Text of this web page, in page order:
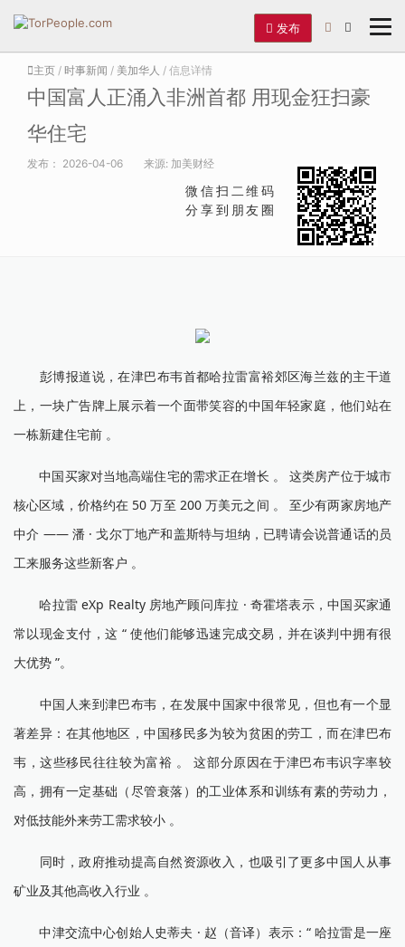
发布
主页 / 时事新闻 / 美加华人 / 信息详情
中国富人正涌入非洲首都 用现金狂扫豪
华住宅
发布： 2026-04-06 来源: 加美财经
微信扫二维码
分享到朋友圈
彭博报道说，在津巴布韦首都哈拉雷富裕郊区海兰兹的主干道
上，一块广告牌上展示着一个面带笑容的中国年轻家庭，他们站在
一栋新建住宅前 。
中国买家对当地高端住宅的需求正在增长 。 这类房产位于城市
核心区域，价格约在 50 万至 200 万美元之间 。 至少有两家房地产
中介 —— 潘 · 戈尔丁地产和盖斯特与坦纳，已聘请会说普通话的员
工来服务这些新客户 。
哈拉雷 eXp Realty 房地产顾问库拉 · 奇霍塔表示，中国买家通
常以现金支付，这 “ 使他们能够迅速完成交易，并在谈判中拥有很
大优势 ”。
中国人来到津巴布韦，在发展中国家中很常见，但也有一个显
著差异：在其他地区，中国移民多为较为贫困的劳工，而在津巴布
韦，这些移民往往较为富裕 。 这部分原因在于津巴布韦识字率较
高，拥有一定基础（尽管衰落）的工业体系和训练有素的劳动力，
对低技能外来劳工需求较小 。
同时，政府推动提高自然资源收入，也吸引了更多中国人从事
矿业及其他高收入行业 。
中津交流中心创始人史蒂夫 · 赵（音译）表示：“ 哈拉雷是一座